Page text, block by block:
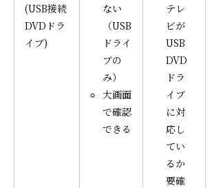
(USB接続
DVDドラ
イブ)
ない
（USB
ドライ
ブの
み）
大画面
で確認
できる
テレ
ビが
USB
DVD
ドラ
イブ
に対
応し
てい
るか
要確